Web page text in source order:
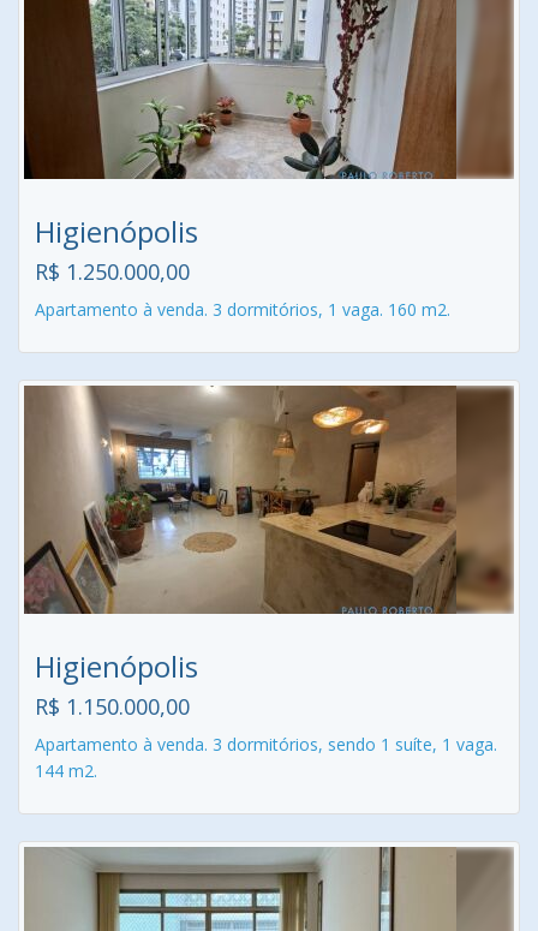
Higienópolis
R$ 1.250.000,00
Apartamento à venda. 3 dormitórios, 1 vaga. 160 m2.
Higienópolis
R$ 1.150.000,00
Apartamento à venda. 3 dormitórios, sendo 1 suíte, 1 vaga.
144 m2.